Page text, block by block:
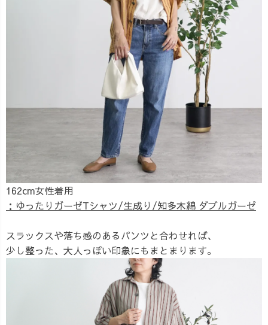
162cm女性着用
：ゆったりガーゼTシャツ/生成り/知多木綿 ダブルガーゼ
スラックスや落ち感のあるパンツと合わせれば、
少し整った、大人っぽい印象にもまとまります。